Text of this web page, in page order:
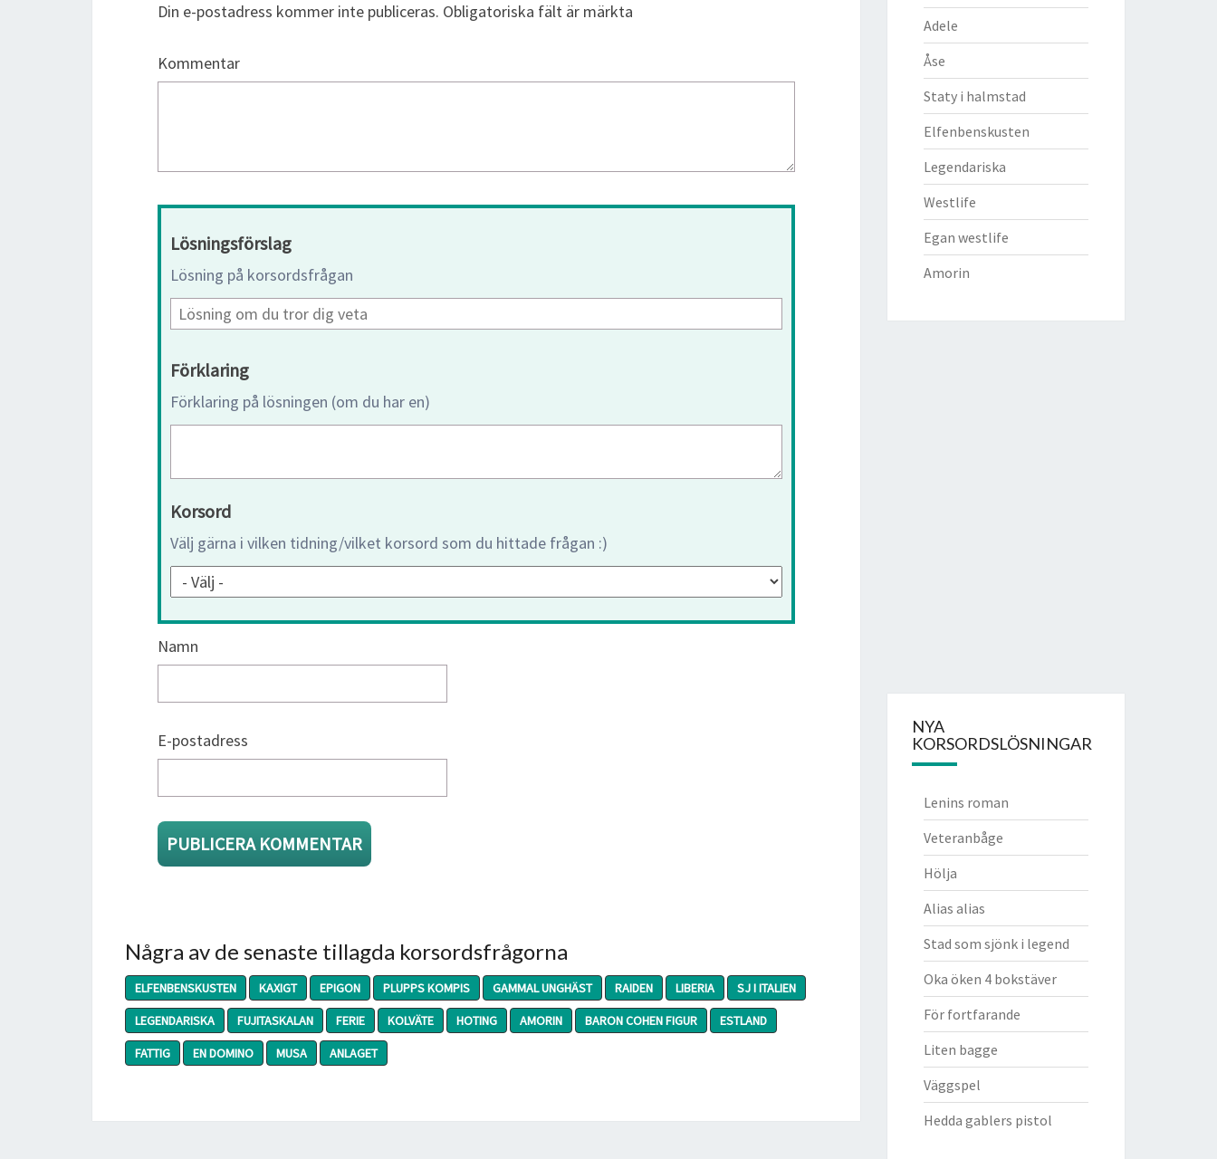
Din e-postadress kommer inte publiceras. Obligatoriska fält är märkta
Kommentar
Lösningsförslag
Lösning på korsordsfrågan
Förklaring
Förklaring på lösningen (om du har en)
Korsord
Välj gärna i vilken tidning/vilket korsord som du hittade frågan :)
Namn
E-postadress
Några av de senaste tillagda korsordsfrågorna
ELFENBENSKUSTEN KAXIGT EPIGON PLUPPS KOMPIS GAMMAL UNGHÄST RAIDEN LIBERIA
SJ I ITALIEN
LEGENDARISKA
FUJITASKALAN FERIE KOLVÄTE HOTING AMORIN BARON COHEN FIGUR
ESTLAND
FATTIG
EN DOMINO MUSA ANLAGET
Adele
Åse
Staty i halmstad
Elfenbenskusten
Legendariska
Westlife
Egan westlife
Amorin
NYA
KORSORDSLÖSNINGAR
Lenins roman
Veteranbåge
Hölja
Alias alias
Stad som sjönk i legend
Oka öken 4 bokstäver
För fortfarande
Liten bagge
Väggspel
Hedda gablers pistol